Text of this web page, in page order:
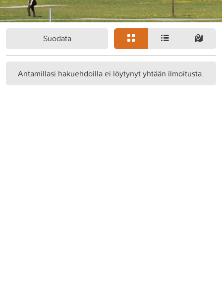
Suodata
Antamillasi hakuehdoilla ei löytynyt yhtään ilmoitusta.